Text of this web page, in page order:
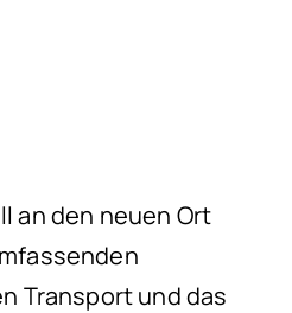
an den neuen Ort
Transport und das